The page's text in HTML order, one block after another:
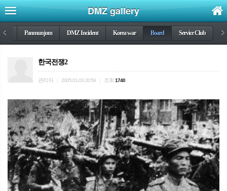
DMZ gallery
< Panmunjom DMZ Incident Korea war Board Service Club >
한국전쟁2
관리자 2005.01.03 20:59 조회 1740